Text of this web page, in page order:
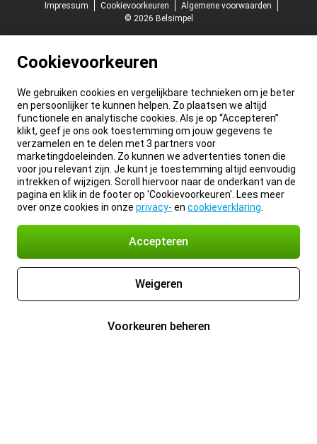
Impressum
Cookievoorkeuren
Algemene voorwaarden
© 2026 Belsimpel
Cookievoorkeuren
We gebruiken cookies en vergelijkbare technieken om je beter
en persoonlijker te kunnen helpen. Zo plaatsen we altijd
functionele en analytische cookies. Als je op “Accepteren”
klikt, geef je ons ook toestemming om jouw gegevens te
verzamelen en te delen met 3 partners voor
marketingdoeleinden. Zo kunnen we advertenties tonen die
voor jou relevant zijn. Je kunt je toestemming altijd eenvoudig
intrekken of wijzigen. Scroll hiervoor naar de onderkant van de
pagina en klik in de footer op 'Cookievoorkeuren'. Lees meer
over onze cookies in onze privacy- en cookieverklaring
Accepteren
Weigeren
Voorkeuren beheren